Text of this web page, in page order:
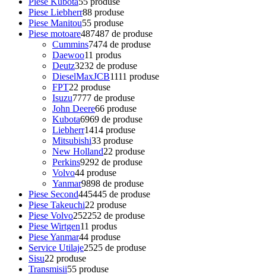
Piese Liebherr88 produse
Piese Manitou55 produse
Piese motoare487487 de produse
Cummins7474 de produse
Daewoo11 produs
Deutz3232 de produse
DieselMaxJCB1111 produse
FPT22 produse
Isuzu7777 de produse
John Deere66 produse
Kubota6969 de produse
Liebherr1414 produse
Mitsubishi33 produse
New Holland22 produse
Perkins9292 de produse
Volvo44 produse
Yanmar9898 de produse
Piese Second445445 de produse
Piese Takeuchi22 produse
Piese Volvo252252 de produse
Piese Wirtgen11 produs
Piese Yanmar44 produse
Service Utilaje2525 de produse
Sisu22 produse
Transmisii55 produse